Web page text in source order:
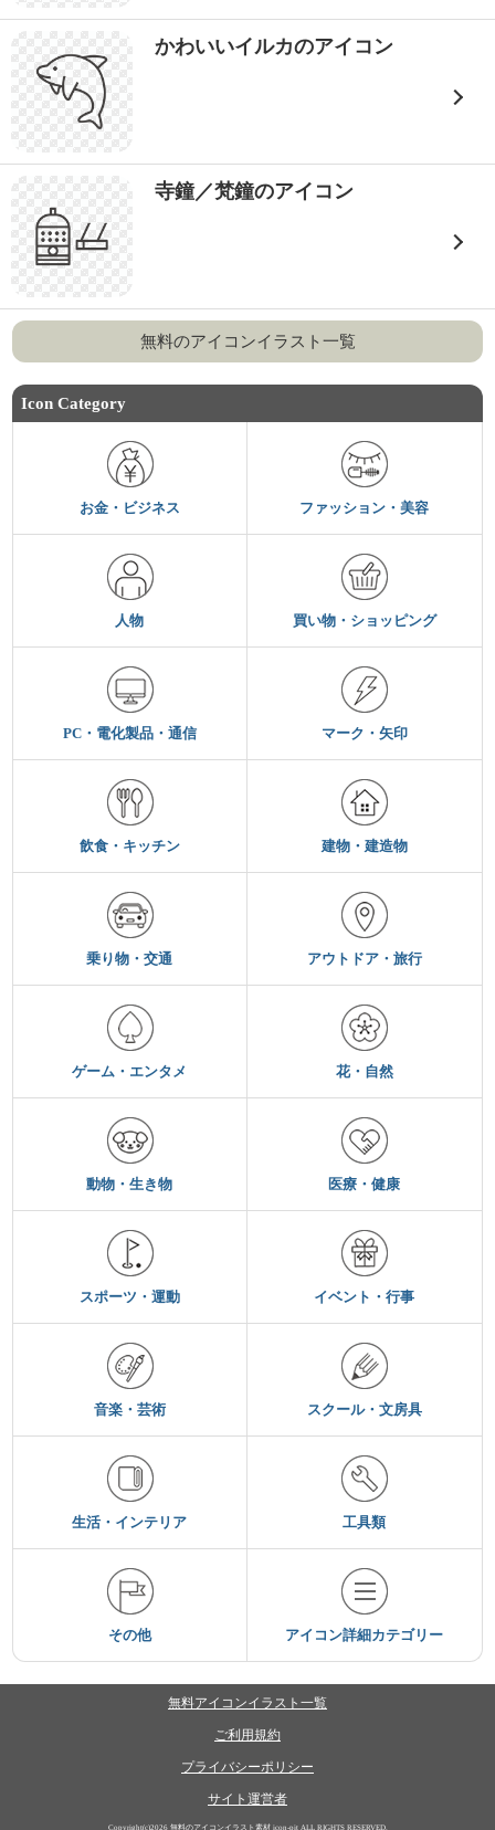
かわいいイルカのアイコン
寺鐘／梵鐘のアイコン
無料のアイコンイラスト一覧
Icon Category
お金・ビジネス ファッション・美容
人物 買い物・ショッピング
PC・電化製品・通信 マーク・矢印
飲食・キッチン 建物・建造物
乗り物・交通 アウトドア・旅行
ゲーム・エンタメ 花・自然
動物・生き物 医療・健康
スポーツ・運動 イベント・行事
音楽・芸術 スクール・文房具
生活・インテリア 工具類
その他 アイコン詳細カテゴリー
無料アイコンイラスト一覧
ご利用規約
プライバシーポリシー
サイト運営者
Copyright(c)2026 無料のアイコンイラスト素材 icon-pitALL RIGHTS RESERVED.